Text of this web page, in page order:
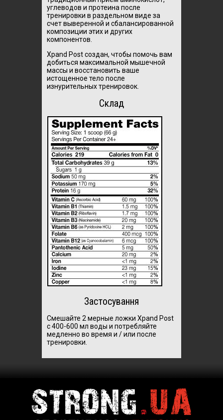
углеводов и протеина после
тренировки в раздельном виде за
счет выверенной и сбалансированной
композиции этих и других
компонентов.
Xpand Post создан, чтобы помочь вам
добиться максимальной мышечной
массы и восстановить ваше
истощенное тело после
изнурительных тренировок.
Склад
Застосування
Смешайте 2 мерные ложки Xpand Post
с 400-600 мл воды и потребляйте
медленно во время и / или после
тренировки.